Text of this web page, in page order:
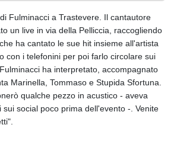
GBP 0.856968
GEL 3.017966
GGP 0.859288
GHS 13.596606
GIP 0.859288
GMD 84.980421
GNF
10145.090599
Fulminacci a Trastevere. Il cantautore
un live in via della Pelliccia, raccogliendo
ha cantato le sue hit insieme all'artista
con i telefonini per poi farlo circolare sui
ha interpretato, accompagnato
Marinella, Tommaso e Stupida Sfortuna.
qualche pezzo in acustico - aveva
social poco prima dell'evento -. Venite